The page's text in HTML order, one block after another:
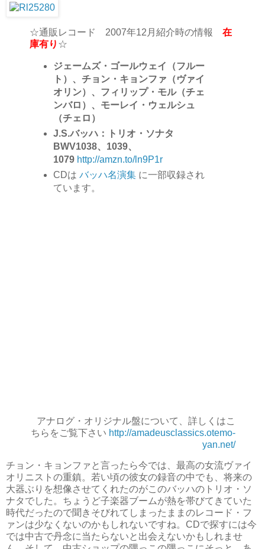
☆通販レコード 2007年12月紹介時の情報 在
庫有り ☆
ジェームズ・ゴールウェイ（フルー
ト）、チョン・キョンファ（ヴァイ
オリン）、フィリップ・モル（チェ
ンバロ）、モーレイ・ウェルシュ
（チェロ）
J.S.バッハ：トリオ・ソナタ
BWV1038、1039、
1079 http://amzn.to/ln9P1r
CDは バッハ名演集に一部収録され
ています。
アナログ・オリジナル盤について、詳しくはこ
ちらをご覧下さい http://amadeusclassics.otemo-
yan.net/
チョン・キョンファと言ったら今では、最高の女流ヴァイ
オリニストの重鎮。若い頃の彼女の録音の中でも、将来の
大器ぶりを想像させてくれたのがこのバッハのトリオ・ソ
ナタでした。ちょうど子楽器ブームが熱を帯びてきていた
時代だったので聞きそびれてしまったままのレコード・フ
ァンは少なくないのかもしれないですね。CDで探すには今
では中古で丹念に当たらないと出会えないかもしれませ